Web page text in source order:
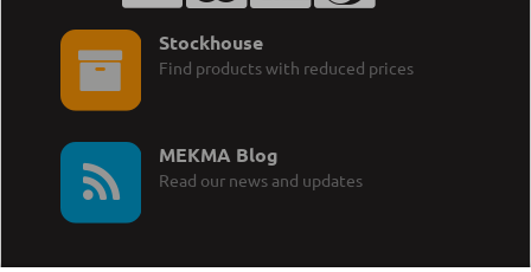
Stockhouse
Find products with reduced prices
MEKMA Blog
Read our news and updates